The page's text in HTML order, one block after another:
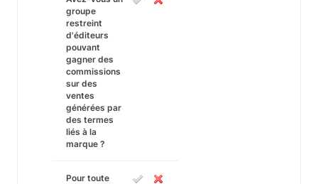
groupe
restreint
d'éditeurs
pouvant
gagner des
commissions
sur des
ventes
générées par
des termes
liés à la
marque ?
Pour toute